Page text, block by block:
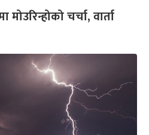
मोउरिन्होको चर्चा, वार्ता